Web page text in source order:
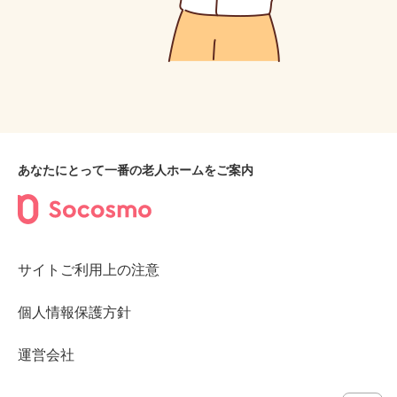
あなたにとって一番の老人ホームをご案内
サイトご利用上の注意
個人情報保護方針
運営会社